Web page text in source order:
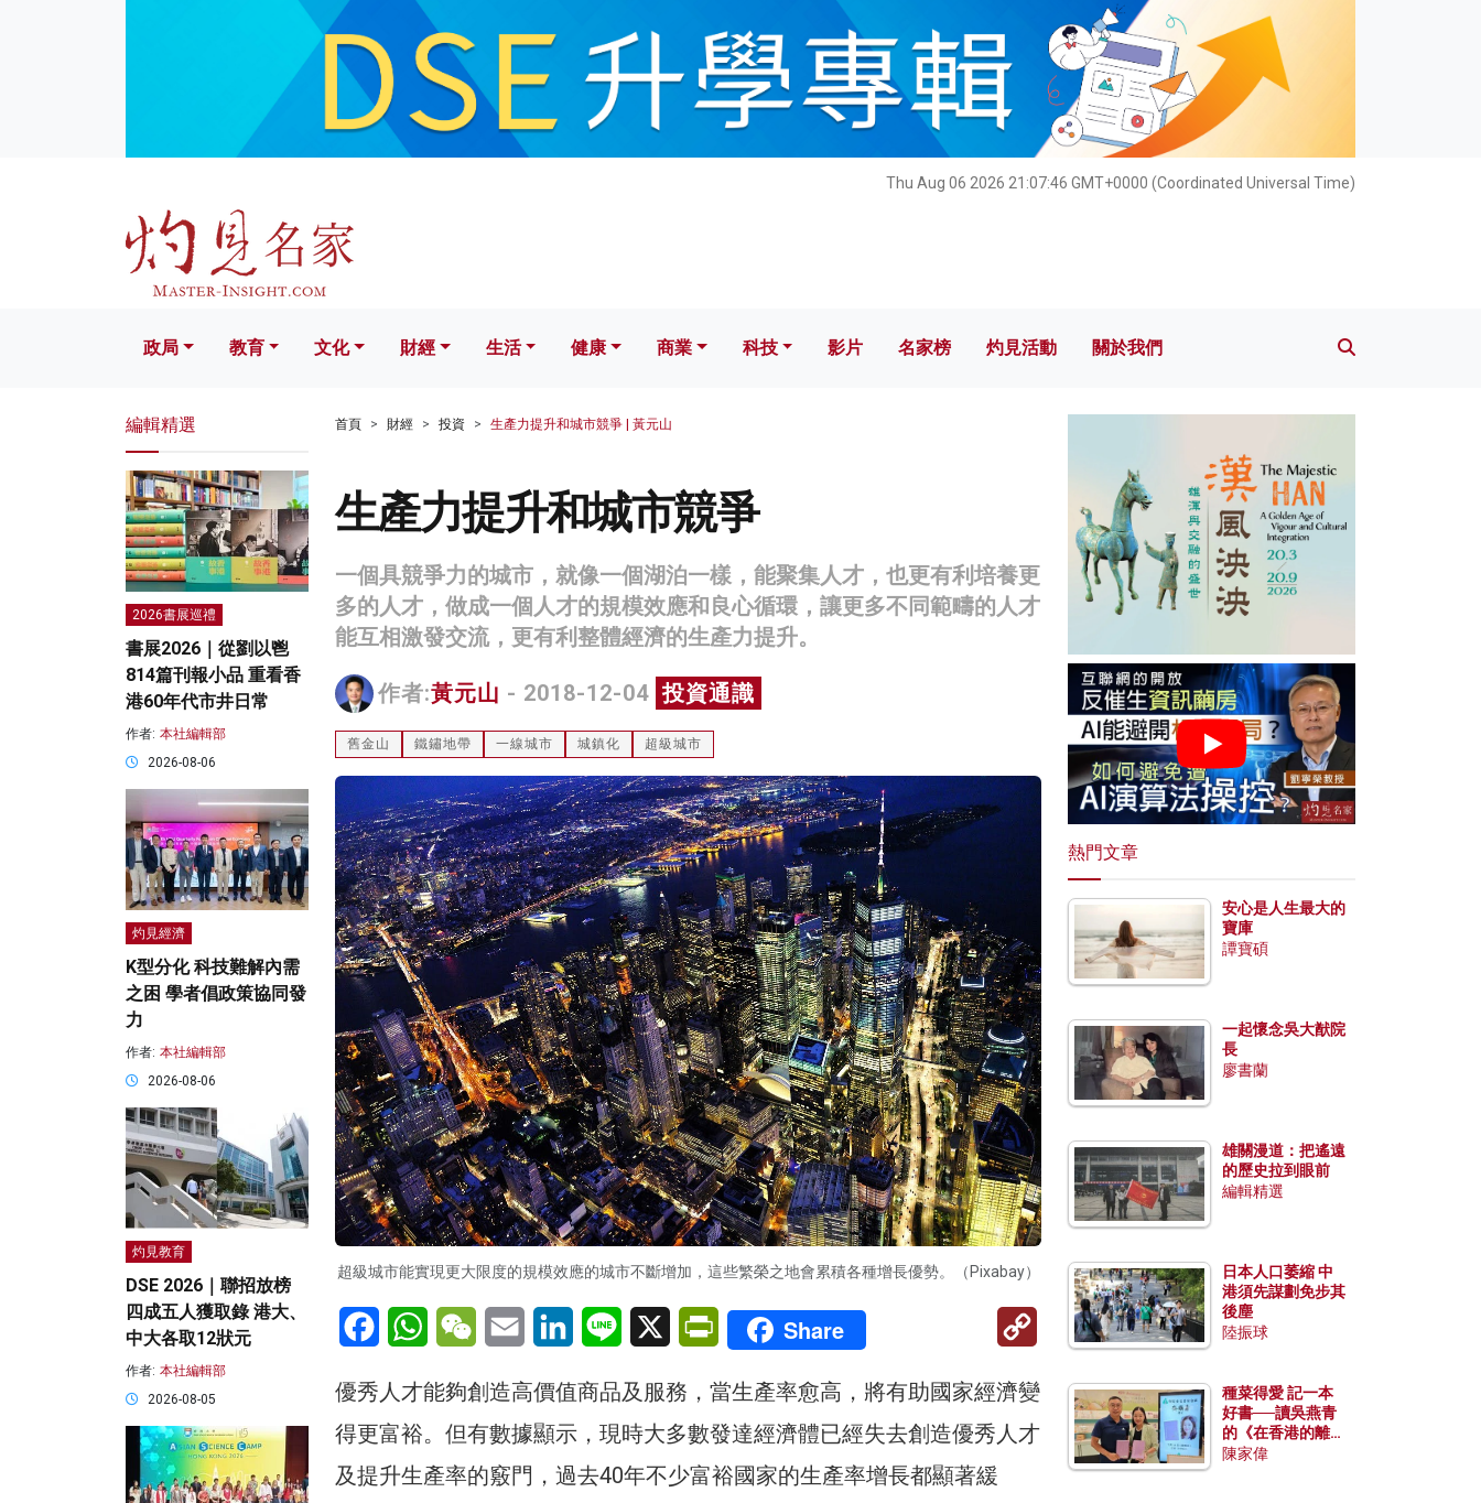
Thu Aug 06 2026 21:07:47 GMT+0000 (Coordinated Universal Time)
文化 財經 生活 健康 科技 影片 名家榜 灼見活動 關於我們
政局 教育 文化 財經 生活 健康 商業 科技 影片 名家榜 灼見活動 關於我們
首頁 財經 投資 生產力提升和城市競爭 | 黃元山
生產力提升和城市競爭
一個具競爭力的城市，就像一個湖泊一樣，能聚集人才，也更有利培養更
多的人才，做成一個人才的規模效應和良心循環，讓更多不同範疇的人才
能互相激發交流，更有利整體經濟的生產力提升。
作者:黃元山 - 2018-12-04 投資通識
舊金山 鐵鏽地帶 一線城市 城鎮化 超級城市
超級城市能實現更大限度的規模效應的城市不斷增加，這些繁榮之地會累積各種增長優勢。（Pixabay）
FacebookWhatsAppWeChatEmail LinkedInLine X PrintFriendly
Share
Copy
優秀人才能夠創造高價值商品及服務，當生產率愈高，將有助國家經濟變
得更富裕。但有數據顯示，現時大多數發達經濟體已經失去創造優秀人才
及提升生產率的竅門，過去40年不少富裕國家的生產率增長都顯著緩
編輯精選
2026書展巡禮
書展2026｜從劉以鬯
814篇刊報小品 重看香
港60年代市井日常
作者: 本社編輯部
2026-08-06
灼見經濟
K型分化 科技難解內需
之困 學者倡政策協同發
力
作者: 本社編輯部
2026-08-06
灼見教育
DSE 2026｜聯招放榜
四成五人獲取錄 港大、
中大各取12狀元
作者: 本社編輯部
2026-08-05
熱門文章
安心是人生最大的
寶庫
譚寶碩
一起懷念吳大猷院
長
廖書蘭
雄關漫道：把遙遠
的歷史拉到眼前
編輯精選
日本人口萎縮 中
港須先謀劃免步其
後塵
陸振球
種菜得愛 記一本
好書──讀吳燕青
的《在香港的離島
種菜》
陳家偉